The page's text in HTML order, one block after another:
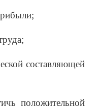
составляющей
положительной